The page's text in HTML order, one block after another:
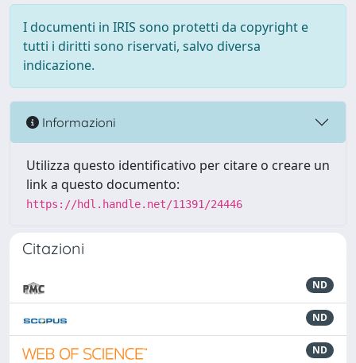
I documenti in IRIS sono protetti da copyright e
tutti i diritti sono riservati, salvo diversa
indicazione.
Informazioni
Utilizza questo identificativo per citare o creare un
link a questo documento:
https://hdl.handle.net/11391/24446
Citazioni
ND
ND
ND